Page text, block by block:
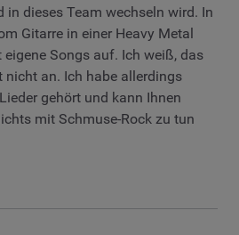
in dieses Team wechseln wird. In
Gitarre in einer Heavy Metal
Songs auf. Ich weiß, das
an. Ich habe allerdings
gehört und kann Ihnen
mit Schmuse-Rock zu tun